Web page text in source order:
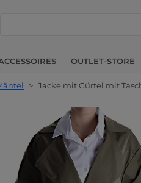
OUTLET-STORE
> Jacke mit Gürtel mit